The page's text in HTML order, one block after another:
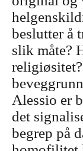
beslutter å
slik måte?
Alessio er
det
begrep på